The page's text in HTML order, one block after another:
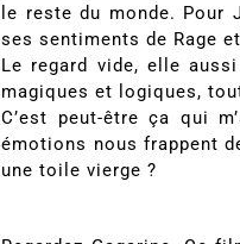
le reste du monde. Pour
ses sentiments de Rage et
Le regard vide, elle
magiques et logiques,
C’est peut-être ça qui
émotions nous frappent
une toile vierge ?